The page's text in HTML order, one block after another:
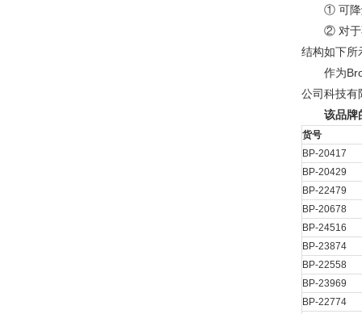
① 可降
② 对于
结构如下
作为
公司科技有
该品牌
货号
BP-20417
BP-20429
BP-22479
BP-20678
BP-24516
BP-23874
BP-22558
BP-23969
BP-22774